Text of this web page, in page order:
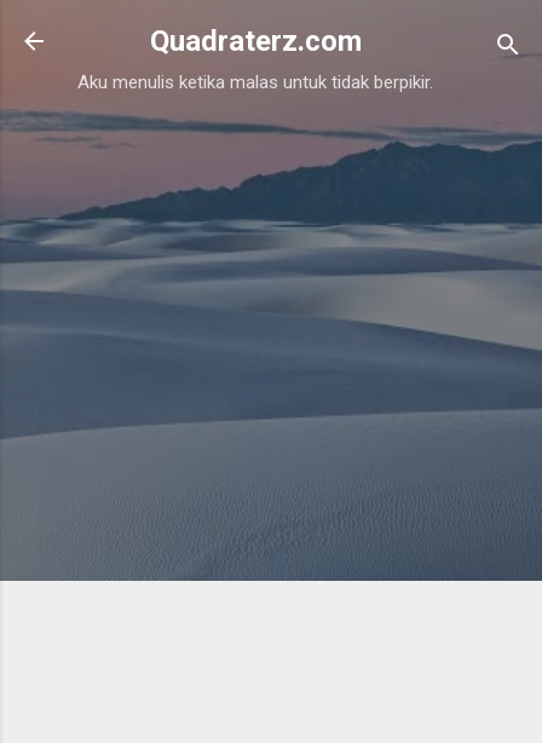
Skip to main content
Quadraterz.com
Aku menulis ketika malas untuk tidak berpikir.